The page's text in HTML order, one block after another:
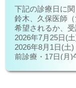
下記の診療日に
鈴木、久保医師
希望されるか、
2026年7月25日(
2026年8月1日(土
前診療・17日(月)